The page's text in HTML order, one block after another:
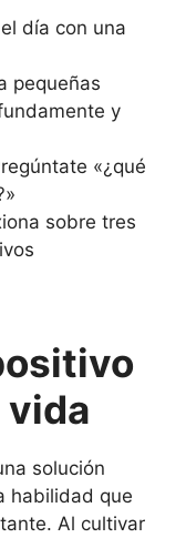
día con una
pequeñas
y
«¿qué
sobre tres
vida
solución
habilidad que
Al cultivar